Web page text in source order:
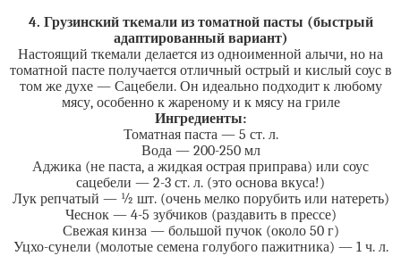
4. Грузинский ткемали из томатной пасты (быстрый
адаптированный вариант)
Настоящий ткемали делается из одноименной алычи, но на
томатной пасте получается отличный острый и кислый соус в
том же духе — Сацебели. Он идеально подходит к любому
мясу, особенно к жареному и к мясу на гриле
Ингредиенты:
Томатная паста — 5 ст. л.
Вода — 200-250 мл
Аджика (не паста, а жидкая острая приправа) или соус
сацебели — 2-3 ст. л. (это основа вкуса!)
Лук репчатый — ½ шт. (очень мелко порубить или натереть)
Чеснок — 4-5 зубчиков (раздавить в прессе)
Свежая кинза — большой пучок (около 50 г)
Уцхо-сунели (молотые семена голубого пажитника) — 1 ч. л.